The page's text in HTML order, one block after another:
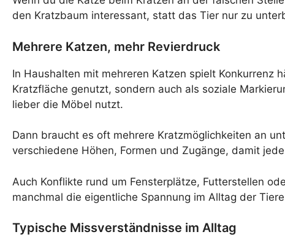
den Kratzbaum interessant, statt das Tier nur zu
Mehrere Katzen, mehr Revierdruck
In Haushalten mit mehreren Katzen spielt Konkurrenz
Kratzfläche genutzt, sondern auch als soziale
lieber die Möbel nutzt.
Dann braucht es oft mehrere Kratzmöglichkeiten an
verschiedene Höhen, Formen und Zugänge, damit
Auch Konflikte rund um Fensterplätze, Futterstellen
manchmal die eigentliche Spannung im Alltag der
Typische Missverständnisse im Alltag